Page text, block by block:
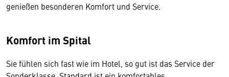
genießen besonderen Komfort und Service.
Komfort im Spital
Sie fühlen sich fast wie im Hotel, so gut ist das Service der